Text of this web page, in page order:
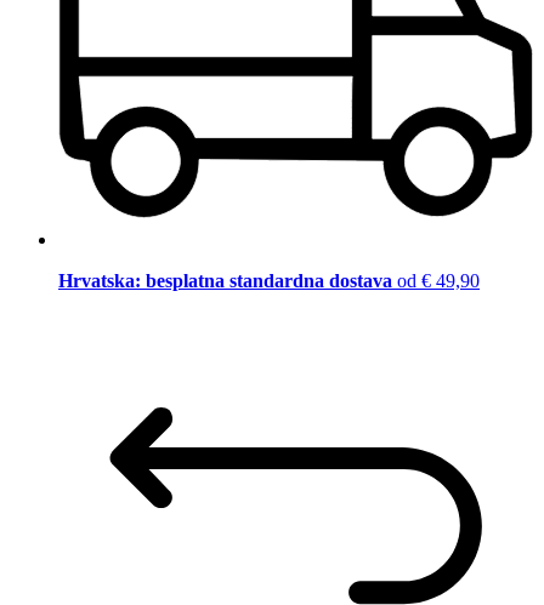
Hrvatska: besplatna standardna dostava od € 49,90